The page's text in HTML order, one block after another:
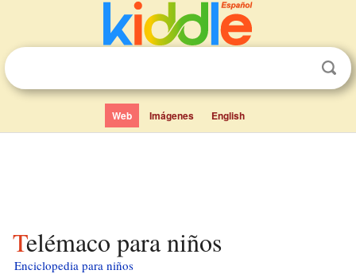
Web Imágenes English
Telémaco para niños
Enciclopedia para niños